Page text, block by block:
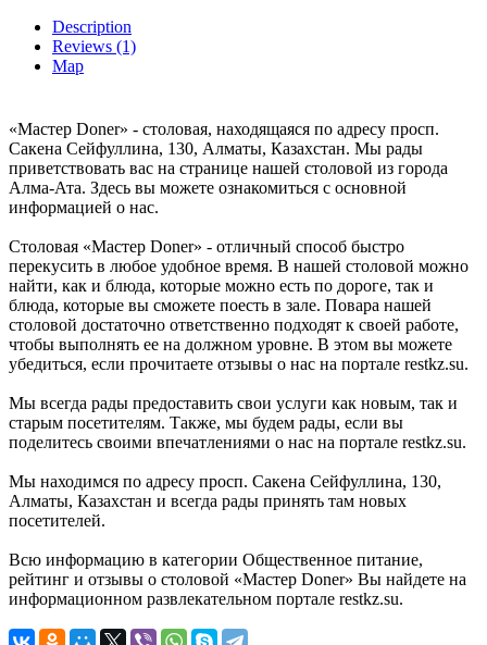
Description
Reviews (1)
Map
«Мастер Doner» - столовая, находящаяся по адресу просп.
Сакена Сейфуллина, 130, Алматы, Казахстан. Мы рады
приветствовать вас на странице нашей столовой из города
Алма-Ата. Здесь вы можете ознакомиться с основной
информацией о нас.
Столовая «Мастер Doner» - отличный способ быстро
перекусить в любое удобное время. В нашей столовой можно
найти, как и блюда, которые можно есть по дороге, так и
блюда, которые вы сможете поесть в зале. Повара нашей
столовой достаточно ответственно подходят к своей работе,
чтобы выполнять ее на должном уровне. В этом вы можете
убедиться, если прочитаете отзывы о нас на портале restkz.su.
Мы всегда рады предоставить свои услуги как новым, так и
старым посетителям. Также, мы будем рады, если вы
поделитесь своими впечатлениями о нас на портале restkz.su.
Мы находимся по адресу просп. Сакена Сейфуллина, 130,
Алматы, Казахстан и всегда рады принять там новых
посетителей.
Всю информацию в категории Общественное питание,
рейтинг и отзывы о столовой «Мастер Doner» Вы найдете на
информационном развлекательном портале restkz.su.